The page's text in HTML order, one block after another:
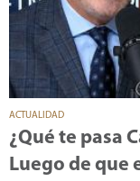
ACTUALIDAD
¿Qué te pasa
Luego de que